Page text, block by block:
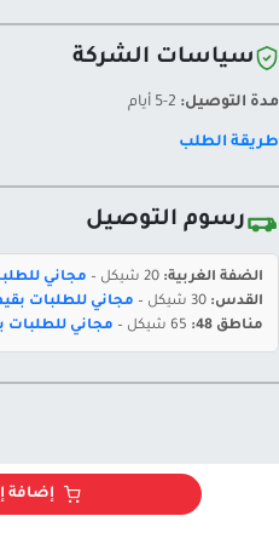
إضافة
سياسات الشركة
مدة التوصيل:
طريقة الطلب
رسوم التوصيل
الضفة الغربية:
مجاني للطلبات
القدس:
مجاني للطلبات بقيمة 400 شيكل
مناطق 48:
مجاني للطلبات بقيمة 800